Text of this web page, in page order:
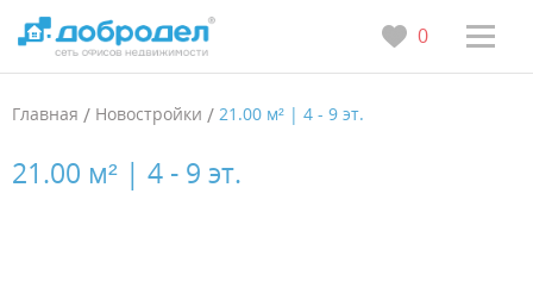
0
Главная / Новостройки / 21.00 м² | 4 - 9 эт.
21.00 м² | 4 - 9 эт.